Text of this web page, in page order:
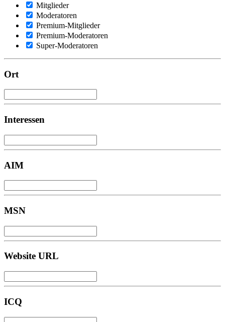
Mitglieder
Moderatoren
Premium-Mitglieder
Premium-Moderatoren
Super-Moderatoren
Ort
Interessen
AIM
MSN
Website URL
ICQ